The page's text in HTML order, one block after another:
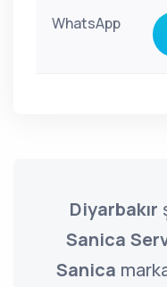
WhatsApp
Diyarbakır
Sanica
Sanica